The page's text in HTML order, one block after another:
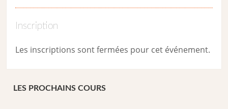
Inscription
Les inscriptions sont fermées pour cet événement.
LES PROCHAINS COURS